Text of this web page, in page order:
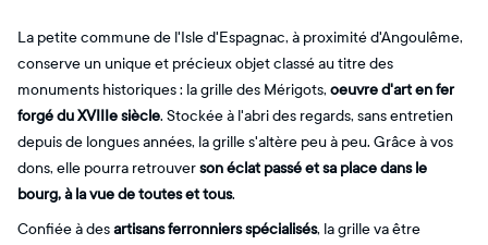
La petite commune de l'Isle d'Espagnac, à proximité d'Angoulême,
conserve un unique et précieux objet classé au titre des
monuments historiques : la grille des Mérigots, oeuvre d'art en fer
forgé du XVIIIe siècle. Stockée à l'abri des regards, sans entretien
depuis de longues années, la grille s'altère peu à peu. Grâce à vos
dons, elle pourra retrouverson éclat passé et sa place dans le
bourg, à la vue de toutes et tous.
Confiée à desartisans ferronniers spécialisés, la grille va être